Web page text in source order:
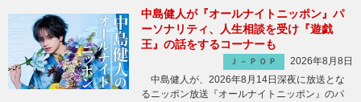
中島健人が『オールナイトニッポン』パ
ーソナリティ、人生相談を受け『遊戯
王』の話をするコーナーも
Ｊ－ＰＯＰ
2026年8月8日
中島健人が、2026年8月14日深夜に放送とな
るニッポン放送『オールナイトニッポン』のパ